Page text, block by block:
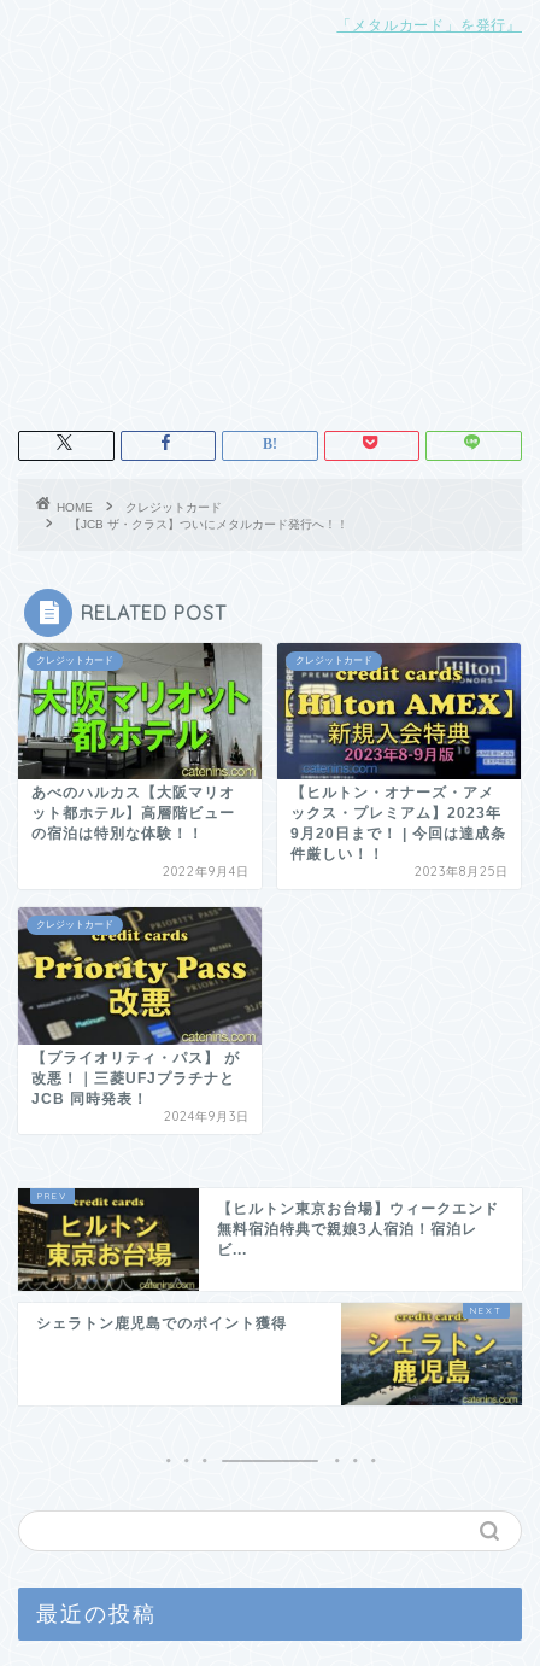
「メタルカード」を発行』
HOME
クレジットカード
【JCB ザ・クラス】ついにメタルカード発行へ！！
RELATED POST
クレジットカード
あべのハルカス【大阪マリオ
ット都ホテル】高層階ビュー
の宿泊は特別な体験！！
2022年9月4日
クレジットカード
【ヒルトン・オナーズ・アメ
ックス・プレミアム】2023年
9月20日まで！ | 今回は達成条
件厳しい！！
2023年8月25日
クレジットカード
【プライオリティ・パス】 が
改悪！｜三菱UFJプラチナと
JCB 同時発表！
2024年9月3日
【ヒルトン東京お台場】ウィークエンド
無料宿泊特典で親娘3人宿泊！宿泊レ
ビ...
シェラトン鹿児島でのポイント獲得
最近の投稿